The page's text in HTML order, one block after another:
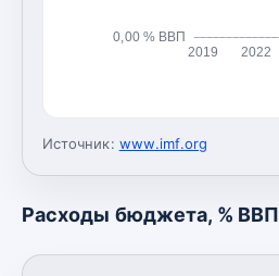
0,00 % ВВП
2019 2022
Источник: www.imf.org
Расходы бюджета, % ВВП